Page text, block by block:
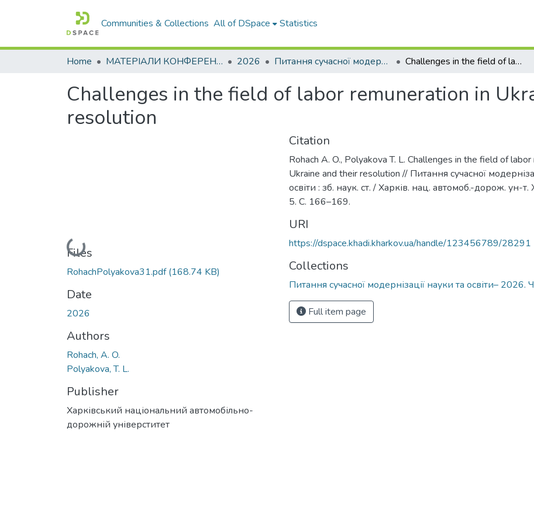
Communities & Collections All of DSpace Statistics
Home МАТЕРІАЛИ КОНФЕРЕНЦІЙ 2026 Питання сучасної модернізації науки та освіти– 2026. Частина 5 Challenges in the field of labor remuneration in Ukraine and their resolution
Challenges in the field of labor remuneration in
resolution
Loading...
Files
RohachPolyakova31.pdf(168.74 KB)
Date
2026
Authors
Rohach, A. O.
Polyakova, T. L.
Publisher
Харківський національний автомобільно-
дорожній універститет
Citation
Rohach A. O., Polyakova T. L. Challenges in the field of
Ukraine and their resolution // Питання сучасної
освіти : зб. наук. ст. / Харків. нац. автомоб.-дорож. ун-
5. С. 166–169.
URI
https://dspace.khadi.kharkov.ua/handle/123456789/28291
Collections
Питання сучасної модернізації науки та освіти– 2026.
Full item page